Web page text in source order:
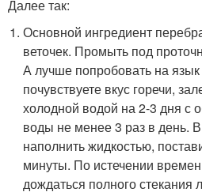
Далее так:
Основной ингредиент
веточек. Промыть под
А лучше попробовать на
почувствуете вкус горечи,
холодной водой на 2-3 дня с
воды не менее 3 раз в день.
наполнить жидкостью,
минуты. По истечении
дождаться полного стекания